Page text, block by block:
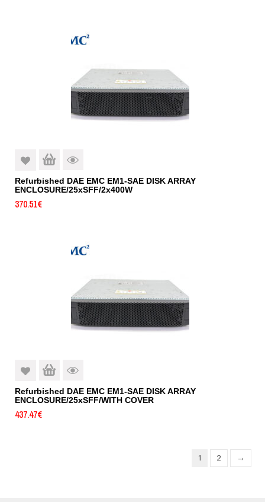
Refurbished DAE EMC EM1-SAE DISK ARRAY
ENCLOSURE/25xSFF/2x400W
370.51€
Refurbished DAE EMC EM1-SAE DISK ARRAY
ENCLOSURE/25xSFF/WITH COVER
437.47€
1 2 →